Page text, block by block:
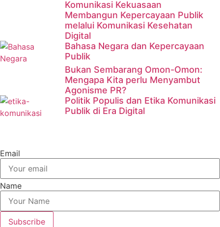
Komunikasi Kekuasaan
Membangun Kepercayaan Publik
melalui Komunikasi Kesehatan
Digital
Bahasa Negara dan Kepercayaan
Publik
Bukan Sembarang Omon-Omon:
Mengapa Kita perlu Menyambut
Agonisme PR?
Politik Populis dan Etika Komunikasi
Publik di Era Digital
Email
Name
Subscribe